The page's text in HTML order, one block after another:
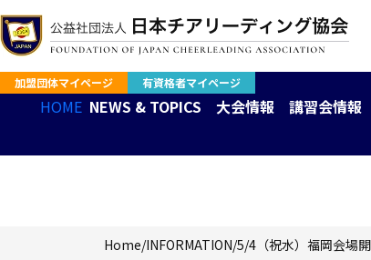
加盟団体マイページ 有資格者マイページ
HOME NEWS & TOPICS 大会情報 講習会情報
Home/INFORMATION/5/4（祝水）福岡会場